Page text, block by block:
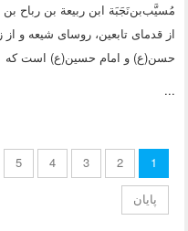
مُسیَّب‌بن‌نَجَبَة‌ ابن ربيعة بن رباح
از قدمای تابعین، روسای شیعه و
حسن(ع) و امام حسین(ع) است که
...
1
2
3
4
5
پایان